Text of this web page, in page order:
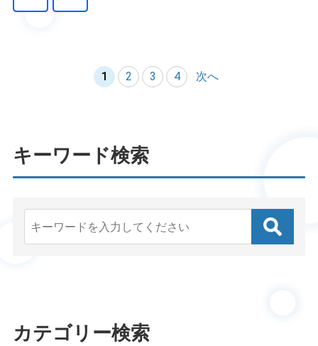
1 2 3 4 次へ
キーワード検索
カテゴリー検索